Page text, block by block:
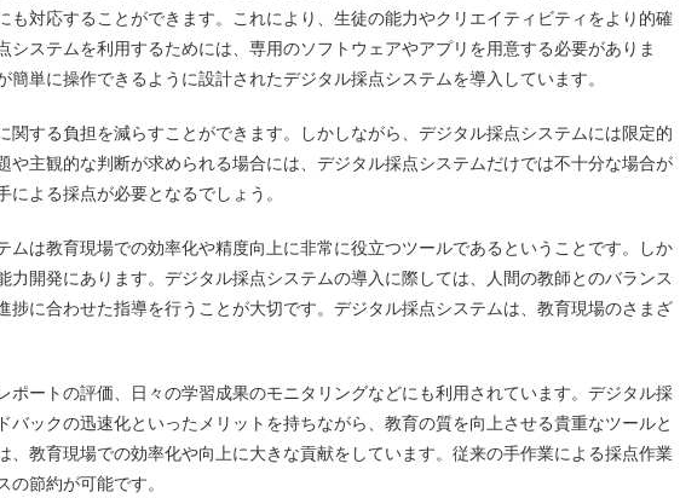
も対応することができます。これにより、生徒の能力やクリエイティビティをより的確
システムを利用するためには、専用のソフトウェアやアプリを用意する必要がありま
単に操作できるように設計されたデジタル採点システムを導入しています。
関する負担を減らすことができます。しかしながら、デジタル採点システムには限定的
や主観的な判断が求められる場合には、デジタル採点システムだけでは不十分な場合が
よる採点が必要となるでしょう。
ムは教育現場での効率化や精度向上に非常に役立つツールであるということです。しか
力開発にあります。デジタル採点システムの導入に際しては、人間の教師とのバランス
捗に合わせた指導を行うことが大切です。デジタル採点システムは、教育現場のさまざ
ポートの評価、日々の学習成果のモニタリングなどにも利用されています。デジタル採
バックの迅速化といったメリットを持ちながら、教育の質を向上させる貴重なツールと
、教育現場での効率化や向上に大きな貢献をしています。従来の手作業による採点作業
節約が可能です。